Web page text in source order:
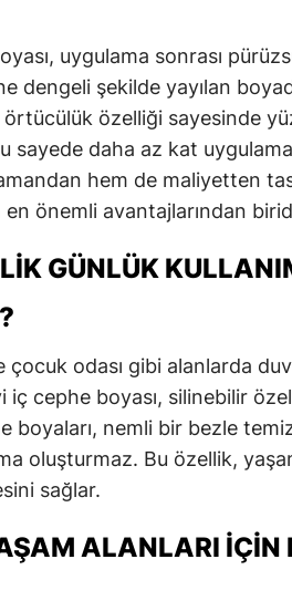
uygulama sonrası
dengeli şekilde yayılan
örtücülük özelliği sayesinde
sayede daha az kat
hem de maliyetten
en önemli avantajlarından
GÜNLÜK
çocuk odası gibi alanlarda
cephe boyası, silinebilir
boyaları, nemli bir bezle
oluşturmaz. Bu özellik,
sağlar.
ALANLARI İÇIN